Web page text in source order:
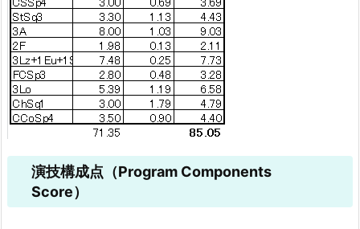
演技構成点（Program Components
Score）